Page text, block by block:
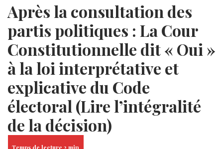
Après la consultation des
partis politiques : La Cour
Constitutionnelle dit « Oui »
à la loi interprétative et
explicative du Code
électoral (Lire l’intégralité
de la décision)